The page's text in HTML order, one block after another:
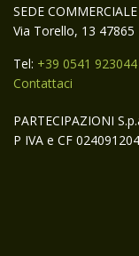
SEDE
Via Torello, 13
Tel: +39 0541 923044
Contattaci
PARTECIPAZIONI
P IVA e CF